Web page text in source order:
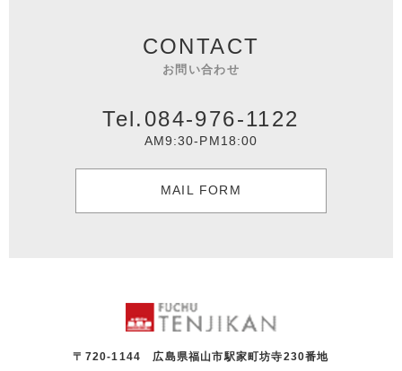
CONTACT
お問い合わせ
Tel.084-976-1122
AM9:30-PM18:00
MAIL FORM
〒720-1144 広島県福山市駅家町坊寺230番地